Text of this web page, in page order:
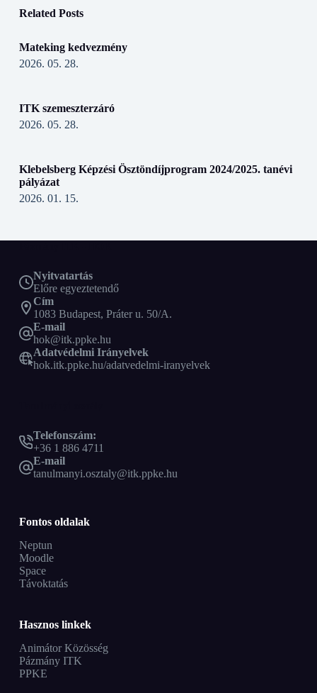
Related Posts
Mateking kedvezmény
2026. 05. 28.
ITK szemeszterzáró
2026. 05. 28.
Klebelsberg Képzési Ösztöndíjprogram 2024/2025. tanévi
pályázat
2026. 01. 15.
Nyitvatartás
Előre egyeztetendő
Cím
1083 Budapest, Práter u. 50/A.
E-mail
hok@itk.ppke.hu
Adatvédelmi Irányelvek
hok.itk.ppke.hu/adatvedelmi-iranyelvek
Telefonszám:
+36 1 886 4711
E-mail
tanulmanyi.osztaly@itk.ppke.hu
Fontos oldalak
Neptun
Moodle
Space
Távoktatás
Hasznos linkek
Animátor Közösség
Pázmány ITK
PPKE